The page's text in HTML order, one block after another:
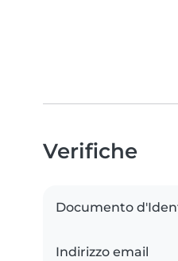
Verifiche
Documento
Indirizzo email